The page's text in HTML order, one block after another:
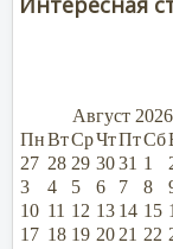
Август 2026
ПнВтСрЧтПтСб
27 28 29 3031 1
3
4 5 6 7 8
10 11 12 13 14 15
17 18 19 20 21 22